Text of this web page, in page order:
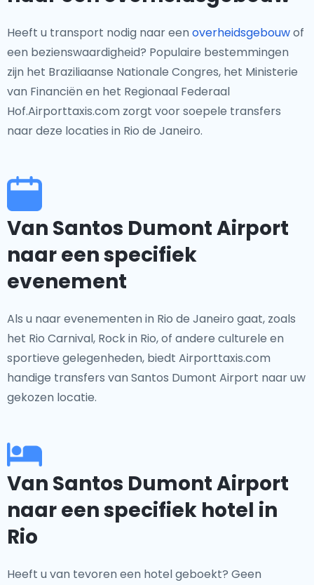
Heeft u transport nodig naar een overheidsgebouwof
een bezienswaardigheid? Populaire bestemmingen
zijn het Braziliaanse Nationale Congres, het Ministerie
van Financiën en het Regionaal Federaal
Hof.Airporttaxis.com zorgt voor soepele transfers
naar deze locaties in Rio de Janeiro.
Van Santos Dumont Airport
naar een specifiek
evenement
Als u naar evenementen in Rio de Janeiro gaat, zoals
het Rio Carnival, Rock in Rio, of andere culturele en
sportieve gelegenheden, biedt Airporttaxis.com
handige transfers van Santos Dumont Airport naar uw
gekozen locatie.
Van Santos Dumont Airport
naar een specifiek hotel in
Rio
Heeft u van tevoren een hotel geboekt? Geen